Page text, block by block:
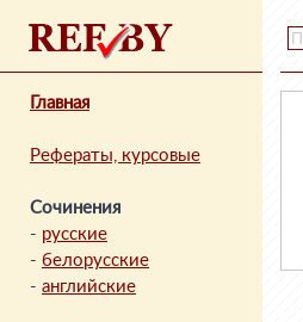
Главная
Рефераты, курсовые
Сочинения
- русские
- белорусские
- английские